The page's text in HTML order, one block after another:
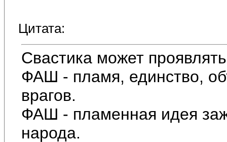
Цитата:
Свастика может
ФАШ - пламя, единство,
врагов.
ФАШ - пламенная идея
народа.